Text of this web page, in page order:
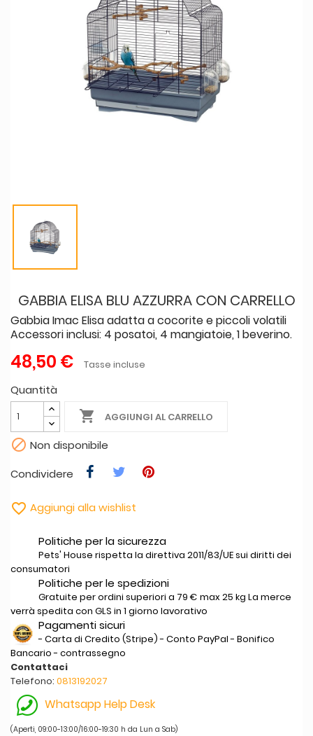
GABBIA ELISA BLU AZZURRA CON CARRELLO
Gabbia Imac Elisa adatta a cocorite e piccoli volatili
Accessori inclusi: 4 posatoi, 4 mangiatoie, 1 beverino.
48,50 € Tasse incluse
Quantità
 AGGIUNGI AL CARRELLO
 Non disponibile
Condividere
 Aggiungi alla wishlist
Politiche per la sicurezza
Pets' House rispetta la direttiva 2011/83/UE sui diritti dei
consumatori
Politiche per le spedizioni
Gratuite per ordini superiori a 79 € max 25 kg La merce
verrà spedita con GLS in 1 giorno lavorativo
Pagamenti sicuri
- Carta di Credito (Stripe) - Conto PayPal - Bonifico
Bancario - contrassegno
Contattaci
Telefono: 0813192027
Whatsapp Help Desk
(Aperti, 09:00-13:00/16:00-19:30 h da Lun a Sab)